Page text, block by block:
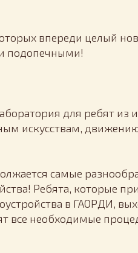
впереди целый
подопечными!
для ребят из
искусствам,
самые
Ребята, которые
в ГАОРДИ,
все необходимые